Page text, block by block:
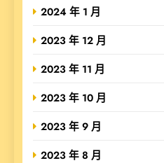
2024 年 1 月
2023 年 12 月
2023 年 11 月
2023 年 10 月
2023 年 9 月
2023 年 8 月